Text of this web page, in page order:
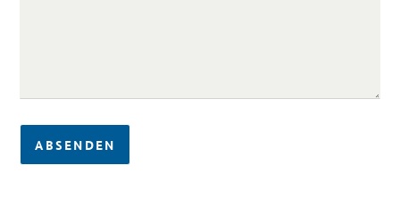
ABSENDEN